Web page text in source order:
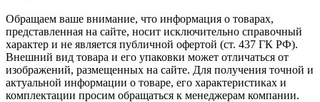
Обращаем ваше внимание, что информация о товарах,
представленная на сайте, носит исключительно справочный
характер и не является публичной офертой (ст. 437 ГК РФ).
Внешний вид товара и его упаковки может отличаться от
изображений, размещенных на сайте. Для получения точной и
актуальной информации о товаре, его характеристиках и
комплектации просим обращаться к менеджерам компании.